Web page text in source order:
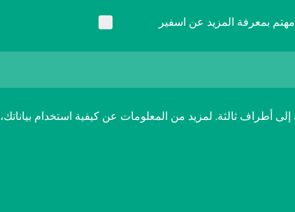
مهتم بمعرفة المزيد عن اسفير
أطراف ثالثة. لمزيد من المعلومات عن كيفية استخدام بياناتك،